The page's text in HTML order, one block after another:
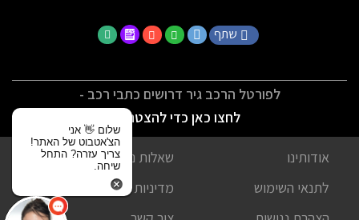
שתף
לפורטל הרכב גיר דרושים כתבי רכב -
לחצו כאן כדי להצטרף
אודותינו
שאלות נפוצות
לתנאי השימוש
מדיניות פרטיות
שלום 👋 אני
הצ'אטבוט של האתר!
צריך עזרה? התחל
שיחה.